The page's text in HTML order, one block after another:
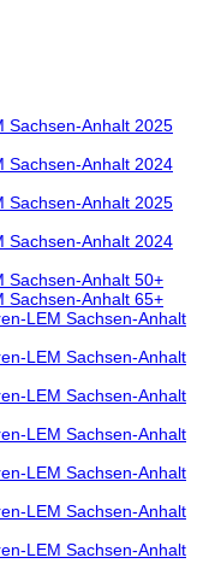
Sachsen-Anhalt 2025
Sachsen-Anhalt 2024
Sachsen-Anhalt 2025
Sachsen-Anhalt 2024
Sachsen-Anhalt 50+
Sachsen-Anhalt 65+
LEM Sachsen-Anhalt
LEM Sachsen-Anhalt
LEM Sachsen-Anhalt
LEM Sachsen-Anhalt
LEM Sachsen-Anhalt
LEM Sachsen-Anhalt
LEM Sachsen-Anhalt